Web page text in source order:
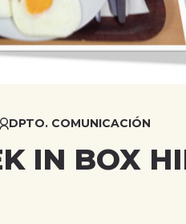
DPTO. COMUNICACIÓN
IN BOX